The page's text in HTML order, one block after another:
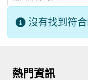
資訊
沒有找到符
熱門資訊